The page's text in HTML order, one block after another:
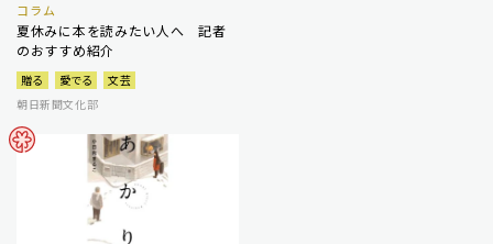
コラム
夏休みに本を読みたい人へ 記者
のおすすめ紹介
贈る 愛でる
文芸
朝日新聞文化部